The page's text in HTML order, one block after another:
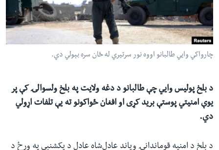
شئ
لټون
ځای
ته
له مونږ سره په تماس کې پاتې شئ
چارواکي وايي طالبانو اووه نور سرتیري له ځان سره بېولي دي.
د بلخ پولیس وايي چې طالبانو د دغه ولایت په بلخ ولسوالۍ کې پر
یوې امنیتي پوستې برید کړی او افغان ځواکونو ته یې تلفات اړولي
دي.
د بلخ د امنیه قوماندانۍ ویاند عادل‌شاه عادل د یکشنبې په ورځ د